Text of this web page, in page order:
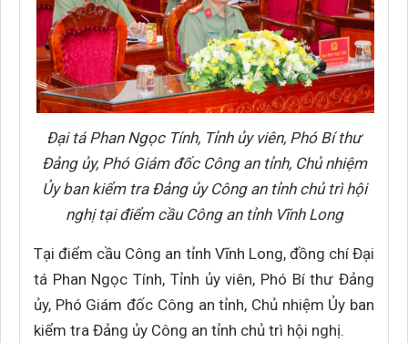
Đại tá Phan Ngọc Tính, Tỉnh ủy viên, Phó Bí thư
Đảng ủy, Phó Giám đốc Công an tỉnh, Chủ nhiệm
Ủy ban kiểm tra Đảng ủy Công an tỉnh chủ trì hội
nghị tại điểm cầu Công an tỉnh Vĩnh Long
Tại điểm cầu Công an tỉnh Vĩnh Long, đồng chí Đại
tá Phan Ngọc Tính, Tỉnh ủy viên, Phó Bí thư Đảng
ủy, Phó Giám đốc Công an tỉnh, Chủ nhiệm Ủy ban
kiểm tra Đảng ủy Công an tỉnh chủ trì hội nghị.